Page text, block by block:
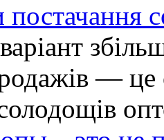
постачання